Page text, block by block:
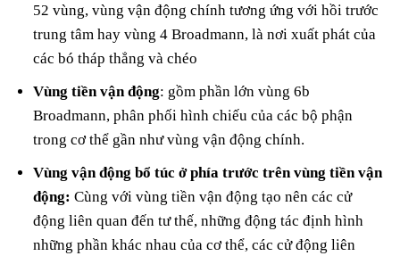
52 vùng, vùng vận động chính tương ứng với hồi trước
trung tâm hay vùng 4 Broadmann, là nơi xuất phát của
các bó tháp thẳng và chéo
Vùng tiền vận động: gồm phần lớn vùng 6b
Broadmann, phân phối hình chiếu của các bộ phận
trong cơ thể gần như vùng vận động chính.
Vùng vận động bổ túc ở phía trước trên vùng tiền vận
động:Cùng với vùng tiền vận động tạo nên các cử
động liên quan đến tư thế, những động tác định hình
những phần khác nhau của cơ thể, các cử động liên